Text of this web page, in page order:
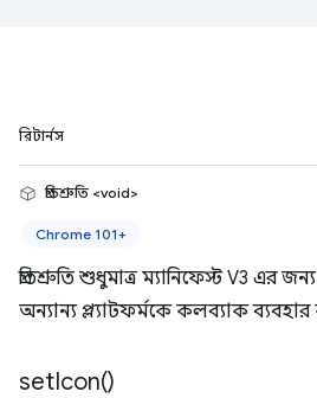
রিটার্নস
প্রতিশ্রুতি <void>
Chrome 101+
প্রতিশ্রুতি শুধুমাত্র ম্যানিফেস্ট V3 এর
অন্যান্য প্ল্যাটফর্মকে কলব্যাক
setIcon()